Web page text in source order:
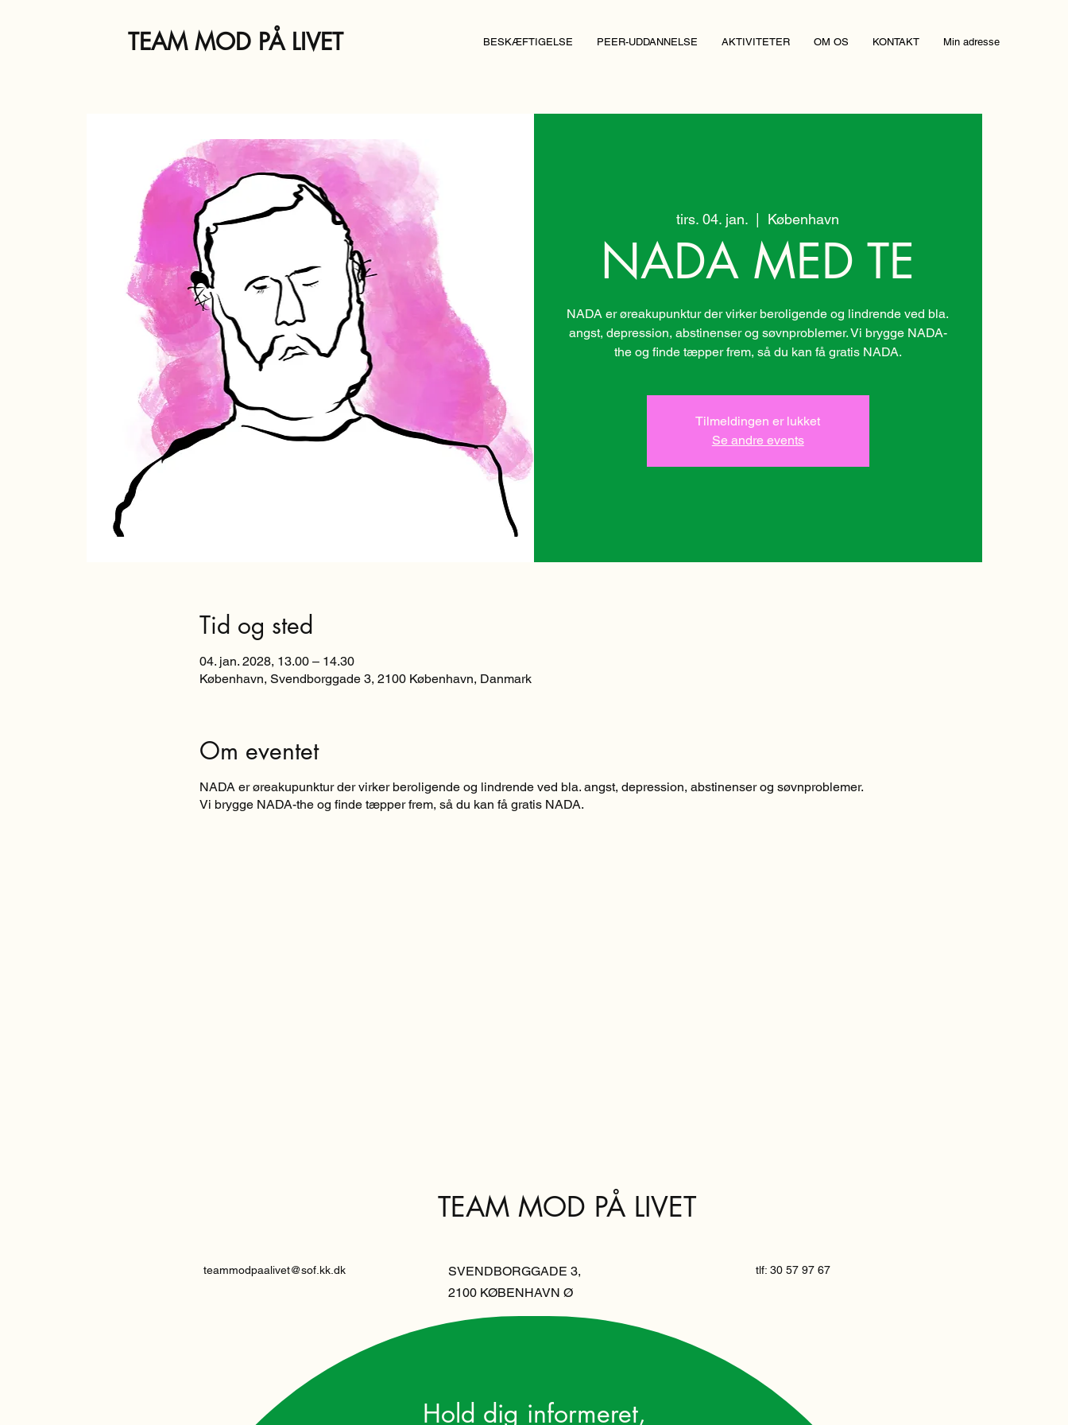
TEAM MOD PÅ LIVET BESKÆFTIGELSE PEER-UDDANNELSE AKTIVITETER OM OS KONTAKT Min adresse
tirs. 04. jan.
  |
København
NADA MED TE
NADA er øreakupunktur der virker beroligende og lindrende ved bla.
angst, depression, abstinenser og søvnproblemer. Vi brygge NADA-
the og finde tæpper frem, så du kan få gratis NADA.
Tilmeldingen er lukket
Se andre events
Tid og sted
04. jan. 2028, 13.00 – 14.30
København, Svendborggade 3, 2100 København, Danmark
Om eventet
NADA er øreakupunktur der virker beroligende og lindrende ved bla. angst, depression, abstinenser og søvnproblemer.
Vi brygge NADA-the og finde tæpper frem, så du kan få gratis NADA.
TEAM MOD PÅ LIVET
teammodpaalivet@sof.kk.dk
SVENDBORGGADE 3,
2100 KØBENHAVN Ø
tlf: 30 57 97 67
Hold dig informeret,